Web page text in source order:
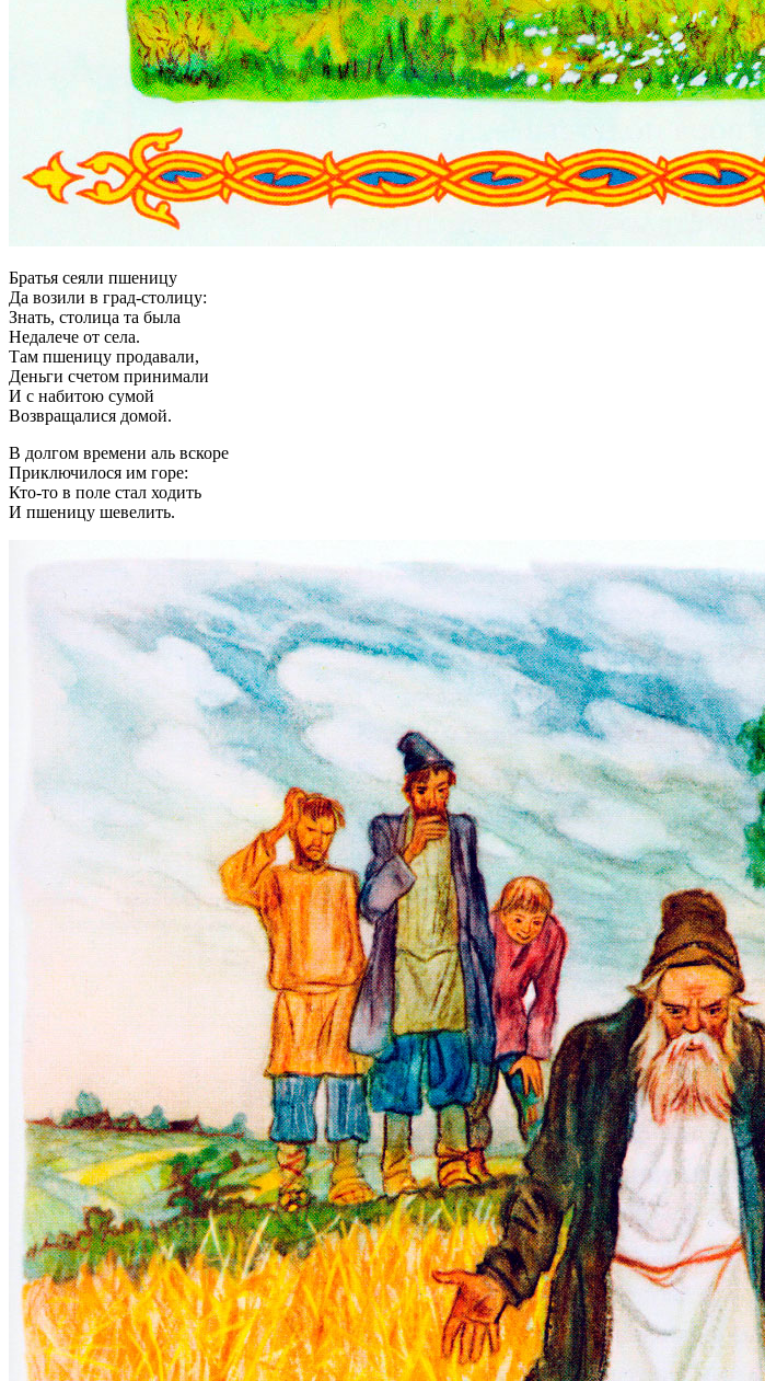
Братья сеяли пшеницу
Да возили в град-столицу:
Знать, столица та была
Недалече от села.
Там пшеницу продавали,
Деньги счетом принимали
И с набитою сумой
Возвращалися домой.
В долгом времени аль вскоре
Приключилося им горе:
Кто-то в поле стал ходить
И пшеницу шевелить.